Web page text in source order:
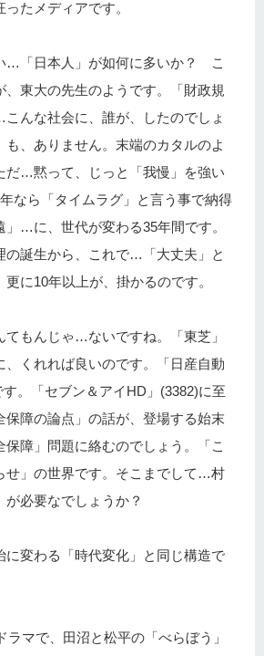
たメディアです。
…「日本人」が如何に多いか？ こ
、東大の先生のようです。「財政規
んな社会に、誰が、したのでしょ
も、ありません。末端のカタルのよ
だ…黙って、じっと「我慢」を強い
なら「タイムラグ」と言う事で納得
」…に、世代が変わる35年間です。
誕生から、これで…「大丈夫」と
に10年以上が、掛かるのです。
てもんじゃ…ないですね。「東芝」
くれれば良いのです。「日産自動
。「セブン＆アイHD」(3382)に至
保障の論点」の話が、登場する始末
保障」問題に絡むのでしょう。「こ
せ」の世界です。そこまでして…村
が必要なでしょうか？
変わる「時代変化」と同じ構造で
マで、田沼と松平の「べらぼう」